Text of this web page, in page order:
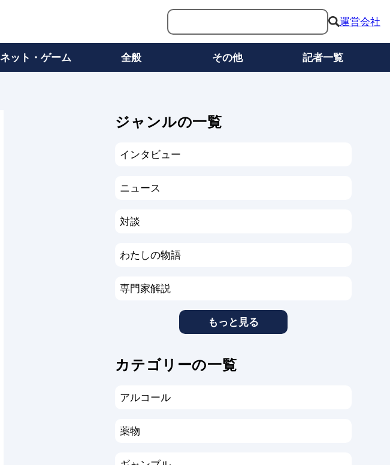
運営会社
ネット・ゲーム 全般 その他 記者一覧
ジャンルの一覧
インタビュー
ニュース
対談
わたしの物語
専門家解説
もっと見る
カテゴリーの一覧
アルコール
薬物